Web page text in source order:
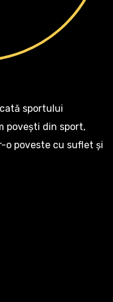
sportului
povești din sport,
poveste cu suflet și